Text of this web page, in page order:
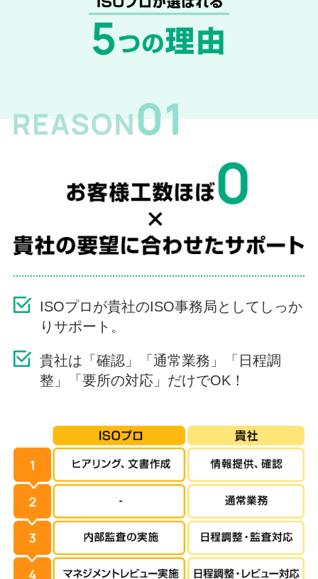
ISOプロが貴社のISO事務局としてしっか
りサポート。
貴社は「確認」「通常業務」「日程調
整」「要所の対応」だけでOK！